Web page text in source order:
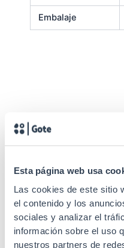
Esta página web usa
Las cookies de este sitio
el contenido y los
sociales y analizar el
información sobre el uso
nuestros partners de
Embalaje
Productos
Cable y